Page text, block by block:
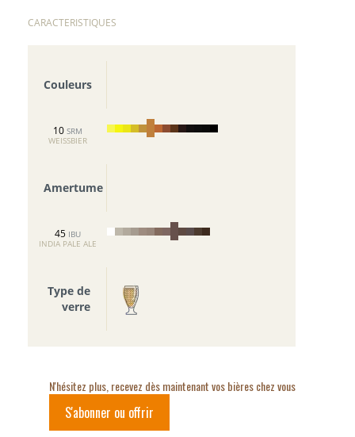
CARACTERISTIQUES
Couleurs
10 SRM
WEISSBIER
Amertume
45 IBU
INDIA PALE ALE
Type de
verre
N'hésitez plus, recevez dès maintenant vos bières chez vous
S'abonner ou offrir